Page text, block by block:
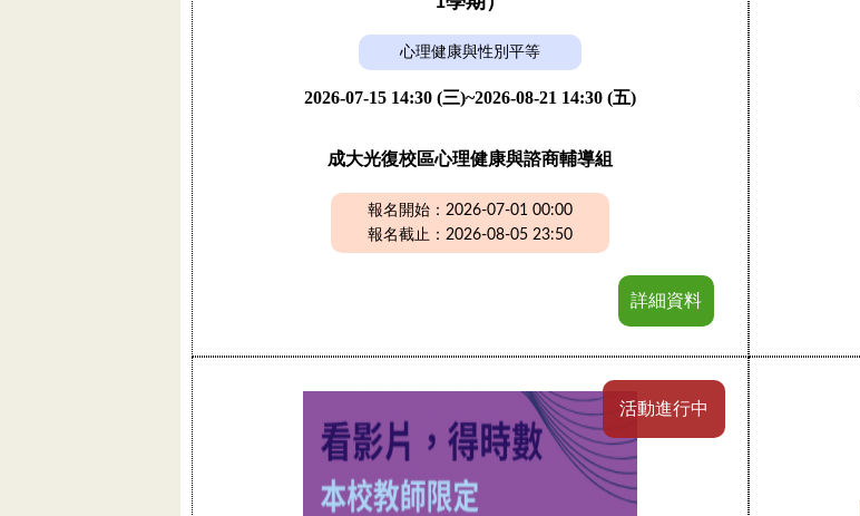
心理健康與性別平等
2026-07-15 14:30 (三)~2026-08-21 14:30 (五)
成大光復校區心理健康與諮商輔導組
報名開始：2026-07-01 00:00
報名截止：2026-08-05 23:50
詳細資料
活動進行中